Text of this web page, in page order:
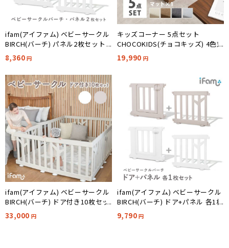
ifam(アイファム) ベビーサークル
BIRCH(バーチ) パネル2枚セット 2
色対応
8,360円
キッズコーナー 5点セット
CHOCOKIDS(チョコキッズ) 4色対
応
19,990 円
ifam(アイファム) ベビーサークル
BIRCH(バーチ) ドア付き10枚セッ
ト 2色対応
33,000 円
ifam(アイファム) ベビーサークル
BIRCH(バーチ) ドア+パネル 各1枚
セット 2色対応
9,790円